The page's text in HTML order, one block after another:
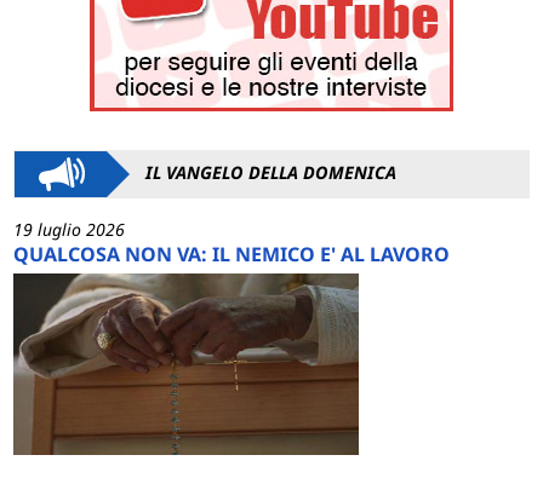
IL VANGELO DELLA DOMENICA
19 luglio 2026
QUALCOSA NON VA: IL NEMICO E' AL LAVORO